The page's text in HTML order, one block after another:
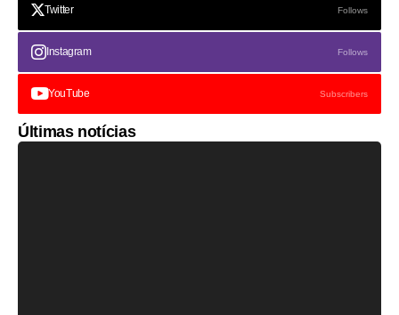
Twitter Follows
Instagram Follows
YouTube Subscribers
Últimas notícias